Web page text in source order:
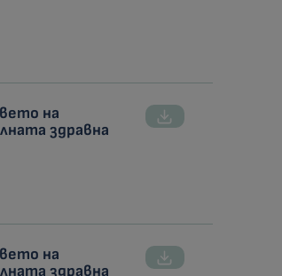
на
здравна
на
здравна